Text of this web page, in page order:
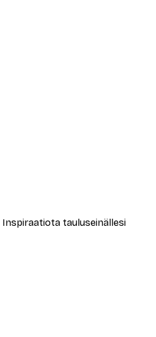
Inspiraatiota tauluseinällesi